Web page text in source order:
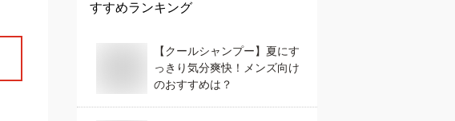
すすめランキング
【クールシャンプー】夏にす
っきり気分爽快！メンズ向け
のおすすめは？